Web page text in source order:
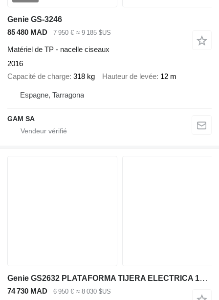
Genie GS-3246
85 480 MAD
7 950 € ≈ 9 185 $US
Matériel de TP - nacelle ciseaux
2016
Capacité de charge 318 kg Hauteur de levée 12 m
Espagne, Tarragona
GAM SA
Genie GS2632 PLATAFORMA TIJERA ELECTRICA 10 MT
74 730 MAD 6 950 € ≈ 8 030 $US